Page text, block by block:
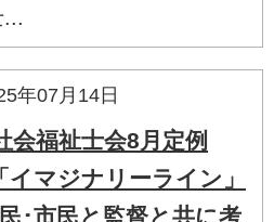
...
年07月14日
会福祉士会8月定例
イマジナリーライン」
･市民と監督と共に考